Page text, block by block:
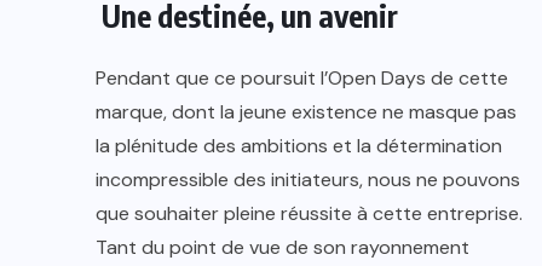
Une destinée, un avenir
Pendant que ce poursuit l’Open Days de cette
marque, dont la jeune existence ne masque pas
la plénitude des ambitions et la détermination
incompressible des initiateurs, nous ne pouvons
que souhaiter pleine réussite à cette entreprise.
Tant du point de vue de son rayonnement